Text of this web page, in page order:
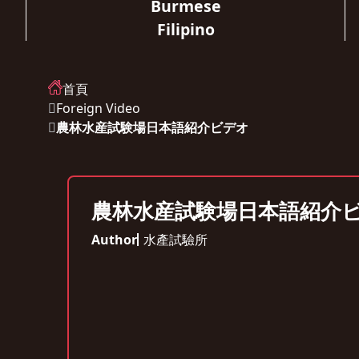
Burmese
Filipino
首頁
Foreign Video
農林水産試験場日本語紹介ビデオ
農林水産試験場日本語紹介
Author 水產試驗所